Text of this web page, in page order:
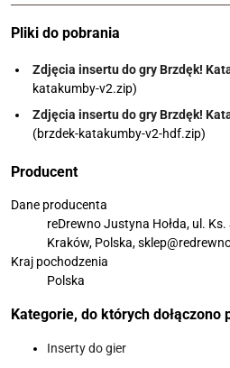
Pliki do pobrania
Zdjęcia insertu do gry Brzdęk!
katakumby-v2.zip)
Zdjęcia insertu do gry Brzdęk!
(brzdek-katakumby-v2-hdf.zip)
Producent
Dane producenta
reDrewno Justyna Hołda, ul.
Kraków, Polska,
Kraj pochodzenia
Polska
Kategorie, do których dołączono
Inserty do gier